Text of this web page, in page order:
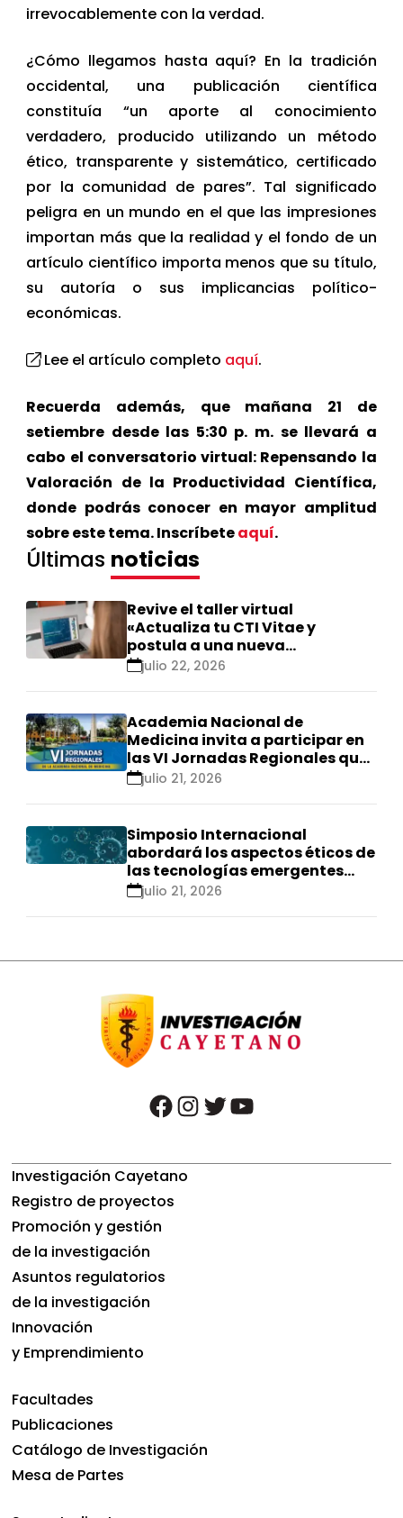
irrevocablemente con la verdad.
¿Cómo llegamos hasta aquí? En la tradición
occidental, una publicación científica
constituía “un aporte al conocimiento
verdadero, producido utilizando un método
ético, transparente y sistemático, certificado
por la comunidad de pares”. Tal significado
peligra en un mundo en el que las impresiones
importan más que la realidad y el fondo de un
artículo científico importa menos que su título,
su autoría o sus implicancias político-
económicas.
Lee el artículo completo aquí.
Recuerda además, que mañana 21 de
setiembre desde las 5:30 p. m. se llevará a
cabo el conversatorio virtual: Repensando la
Valoración de la Productividad Científica,
donde podrás conocer en mayor amplitud
sobre este tema. Inscríbeteaquí.
Últimas noticias
Revive el taller virtual
«Actualiza tu CTI Vitae y
postula a una nueva
calificación Renacyt»
julio 22, 2026
Academia Nacional de
Medicina invita a participar en
las VI Jornadas Regionales que
se realizarán en Ica
julio 21, 2026
Simposio Internacional
abordará los aspectos éticos de
las tecnologías emergentes
para el control de
julio 21, 2026
facebook instagram twitter youtube
Investigación Cayetano
Registro de proyectos
Promoción y gestión
de la investigación
Asuntos regulatorios
de la investigación
Innovación
y Emprendimiento
Facultades
Publicaciones
Catálogo de Investigación
Mesa de Partes